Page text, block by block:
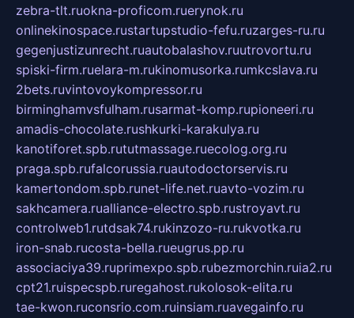
zebra-tlt.ruokna-proficom.ruerynok.ru
onlinekinospace.rustartupstudio-fefu.ruzarges-ru.ru
gegenjustizunrecht.ruautobalashov.ruutrovortu.ru
spiski-firm.ruelara-m.rukinomusorka.rumkcslava.ru
2bets.ruvintovoykompressor.ru
birminghamvsfulham.rusarmat-komp.rupioneeri.ru
amadis-chocolate.rushkurki-karakulya.ru
kanotiforet.spb.rututmassage.ruecolog.org.ru
praga.spb.rufalcorussia.ruautodoctorservis.ru
kamertondom.spb.runet-life.net.ruavto-vozim.ru
sakhcamera.rualliance-electro.spb.rustroyavt.ru
controlweb1.rutdsak74.rukinzozo-ru.rukvotka.ru
iron-snab.rucosta-bella.rueugrus.pp.ru
associaciya39.ruprimexpo.spb.rubezmorchin.ruia2.ru
cpt21.ruispecspb.ruregahost.rukolosok-elita.ru
tae-kwon.ruconsrio.com.ruinsiam.ruavegainfo.ru